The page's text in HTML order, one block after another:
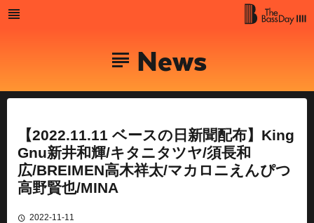
Skip
News
【2022.11.11 ベースの日新聞配布】King
Gnu新井和輝/キタニタツヤ/須長和
広/BREIMEN高木祥太/マカロニえんぴつ
高野賢也/MINA
2022-11-11